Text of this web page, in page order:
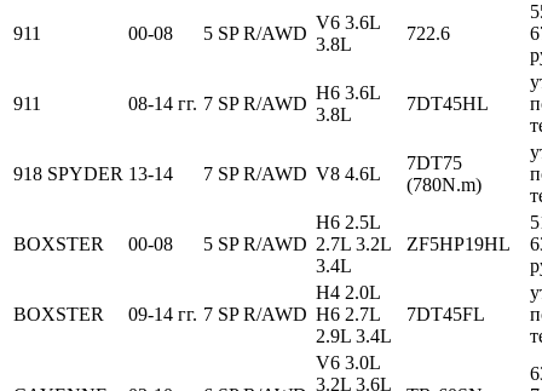
911 00-08 5 SP R/AWD
V6 3.6L
3.8L
722.6
911 08-14 гг. 7 SP R/AWD
H6 3.6L
3.8L
7DT45HL
918 SPYDER 13-14 7 SP R/AWD V8 4.6L
7DT75
(780N.m)
BOXSTER 00-08 5 SP R/AWD
H6 2.5L
2.7L 3.2L
3.4L
ZF5HP19HL
BOXSTER 09-14 гг. 7 SP R/AWD
H4 2.0L
H6 2.7L
2.9L 3.4L
7DT45FL
V6 3.0L
3.2L 3.6L